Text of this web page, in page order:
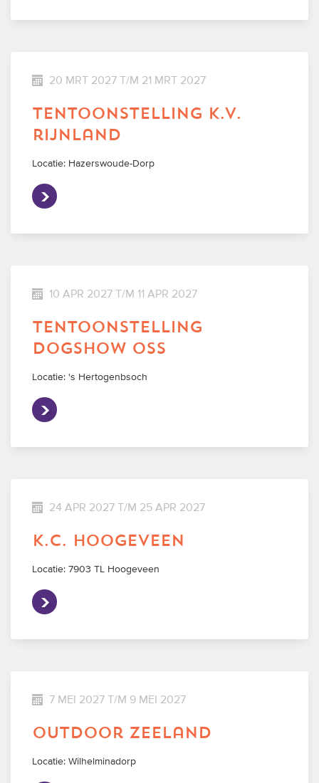
20 MRT 2027 T/M 21 MRT 2027
tentoonstelling k.v.
rijnland
Locatie: Hazerswoude-Dorp
10 APR 2027 T/M 11 APR 2027
tentoonstelling
dogshow oss
Locatie: 's Hertogenbsoch
24 APR 2027 T/M 25 APR 2027
k.c. hoogeveen
Locatie: 7903 TL Hoogeveen
7 MEI 2027 T/M 9 MEI 2027
outdoor zeeland
Locatie: Wilhelminadorp